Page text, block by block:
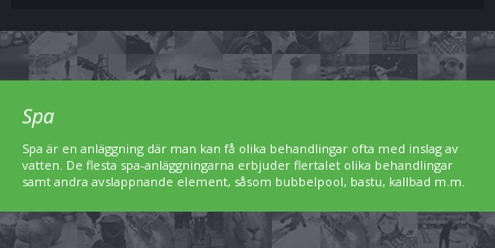
Spa
Spa är en anläggning där man kan få olika behandlingar ofta med inslag av
vatten. De flesta spa-anläggningarna erbjuder flertalet olika behandlingar
samt andra avslappnande element, såsom bubbelpool, bastu, kallbad m.m.